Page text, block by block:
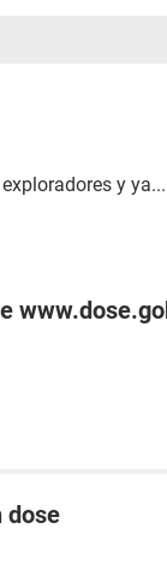
y ya...
dose